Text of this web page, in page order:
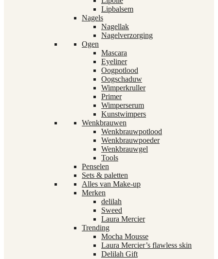
Lipbalsem
Nagels
Nagellak
Nagelverzorging
Ogen
Mascara
Eyeliner
Oogpotlood
Oogschaduw
Wimperkruller
Primer
Wimperserum
Kunstwimpers
Wenkbrauwen
Wenkbrauwpotlood
Wenkbrauwpoeder
Wenkbrauwgel
Tools
Penselen
Sets & paletten
Alles van Make-up
Merken
delilah
Sweed
Laura Mercier
Trending
Mocha Mousse
Laura Mercier’s flawless skin
Delilah Gift